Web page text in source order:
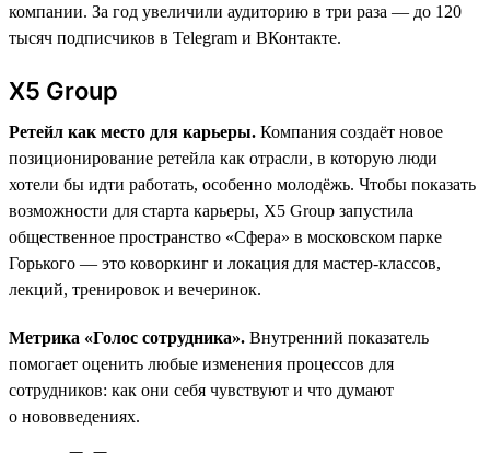
компании. За год увеличили аудиторию в три раза — до 120
тысяч подписчиков в Telegram и ВКонтакте.
X5 Group
Ретейл как место для карьеры. Компания создаёт новое
позиционирование ретейла как отрасли, в которую люди
хотели бы идти работать, особенно молодёжь. Чтобы показать
возможности для старта карьеры, X5 Group запустила
общественное пространство «Сфера» в московском парке
Горького — это коворкинг и локация для мастер-классов,
лекций, тренировок и вечеринок.
Метрика «Голос сотрудника». Внутренний показатель
помогает оценить любые изменения процессов для
сотрудников: как они себя чувствуют и что думают
о нововведениях.